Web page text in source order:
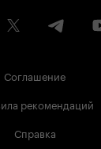
Соглашение
рекомендаций
Справка